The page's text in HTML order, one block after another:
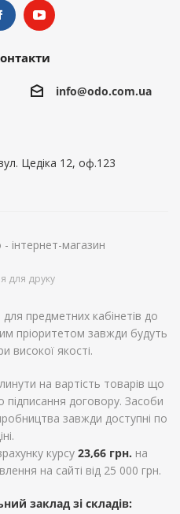
info@odo.com.ua
Цедіка 12, оф.123
інтернет-магазин
для друку
предметних кабінетів до
пріоритетом завжди будуть
високої якості.
на вартість товарів що
договору. Засоби
завжди доступні по
курсу 23,66 грн. на
на сайті від 25 000 грн.
заклад зі складів: